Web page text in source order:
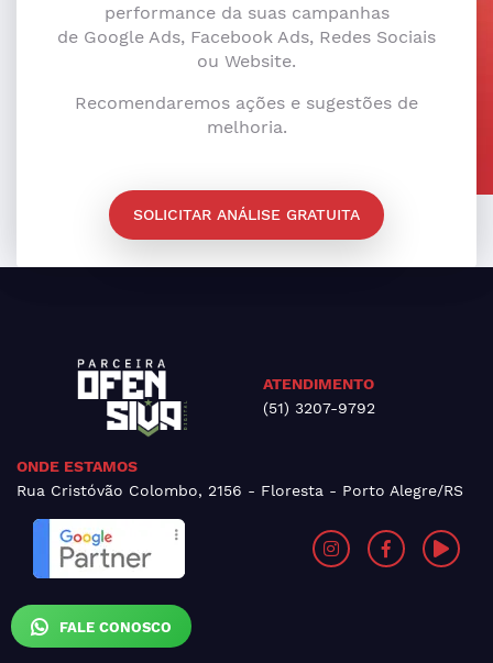
FALE CONOSCO
performance da suas campanhas
de Google Ads, Facebook Ads, Redes Sociais
ou Website.
Recomendaremos ações e sugestões de
melhoria.
SOLICITAR ANÁLISE GRATUITA
ATENDIMENTO
(51) 3207-9792
ONDE ESTAMOS
Rua Cristóvão Colombo, 2156 - Floresta - Porto Alegre/RS